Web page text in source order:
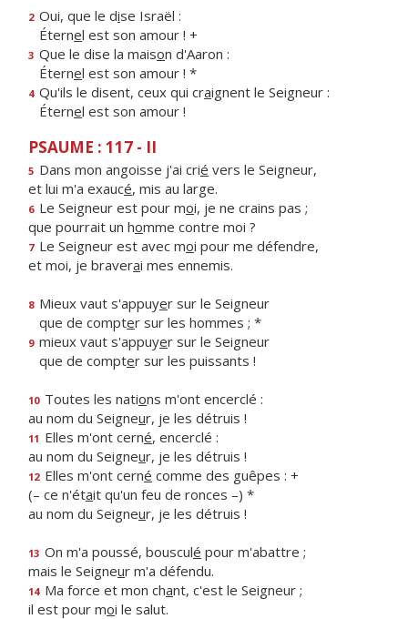
2 Oui, que le dise Israël :
Éternel est son amour ! +
3 Que le dise la maison d'Aaron :
Éternel est son amour ! *
4 Qu'ils le disent, ceux qui craignent le Seigneur :
Éternel est son amour !
PSAUME : 117 - II
5 Dans mon angoisse j'ai crié vers le Seigneur,
et lui m'a exaucé, mis au large.
6 Le Seigneur est pour moi, je ne crains pas ;
que pourrait un homme contre moi ?
7 Le Seigneur est avec moi pour me défendre,
et moi, je braverai mes ennemis.
8 Mieux vaut s'appuyer sur le Seigneur
que de compter sur les hommes ; *
9 mieux vaut s'appuyer sur le Seigneur
que de compter sur les puissants !
10 Toutes les nations m'ont encerclé :
au nom du Seigneur, je les détruis !
11 Elles m'ont cerné, encerclé :
au nom du Seigneur, je les détruis !
12 Elles m'ont cerné comme des guêpes : +
(– ce n'était qu'un feu de ronces –) *
au nom du Seigneur, je les détruis !
13 On m'a poussé, bousculé pour m'abattre ;
mais le Seigneur m'a défendu.
14 Ma force et mon chant, c'est le Seigneur ;
il est pour moi le salut.